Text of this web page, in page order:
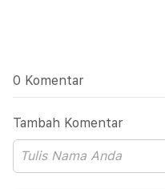
0 Komentar
Tambah Komentar